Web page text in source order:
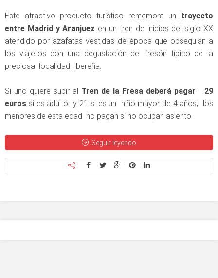
Este atractivo producto turístico rememora un trayecto
entre Madrid y Aranjuez en un tren de inicios del siglo XX
atendido por azafatas vestidas de época que obsequian a
los viajeros con una degustación del fresón típico de la
preciosa localidad ribereña.
Si uno quiere subir al Tren de la Fresa deberá pagar 29
euros si es adulto y 21 si es un niño mayor de 4 años; los
menores de esta edad no pagan si no ocupan asiento.
Seguir leyendo